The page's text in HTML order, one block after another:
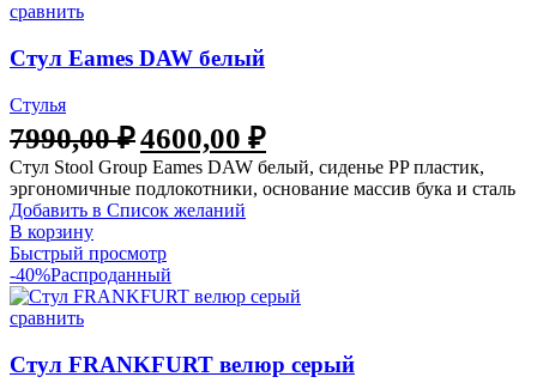
сравнить
Стул Eames DAW белый
Стулья
7990,00₽4600,00 ₽
Стул Stool Group Eames DAW белый, сиденье PP пластик,
эргономичные подлокотники, основание массив бука и сталь
Добавить в Список желаний
В корзину
Быстрый просмотр
-40%Распроданный
сравнить
Стул FRANKFURT велюр серый